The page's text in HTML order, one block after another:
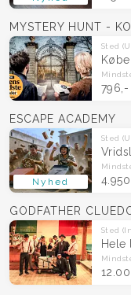
MYSTERY HUNT -
Sted
796,-
Nyhed
ESCAPE ACADEMY
Sted
GODFATHER
Sted
Hele